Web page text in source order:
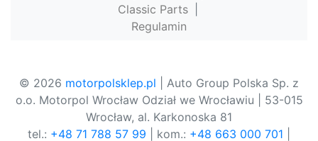
Classic Parts
Regulamin
© 2026 motorpolsklep.pl | Auto Group Polska Sp. z
o.o. Motorpol Wrocław Odział we Wrocławiu | 53-015
Wrocław, al. Karkonoska 81
tel.: +48 71 788 57 99 | kom.: +48 663 000 701